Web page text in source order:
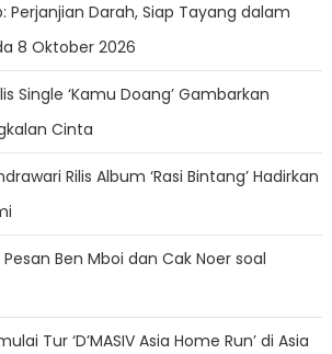
Perjanjian Darah, Siap Tayang dalam
8 Oktober 2026
Single ‘Kamu Doang’ Gambarkan
Cinta
Rilis Album ‘Rasi Bintang’ Hadirkan
Ben Mboi dan Cak Noer soal
Tur ‘D’MASIV Asia Home Run’ di Asia